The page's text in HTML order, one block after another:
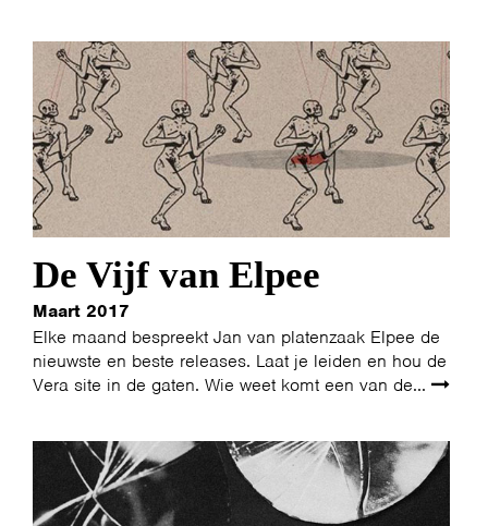
De Vijf van Elpee
Maart 2017
Elke maand bespreekt Jan van platenzaak Elpee de
nieuwste en beste releases. Laat je leiden en hou de
Vera site in de gaten. Wie weet komt een van de...